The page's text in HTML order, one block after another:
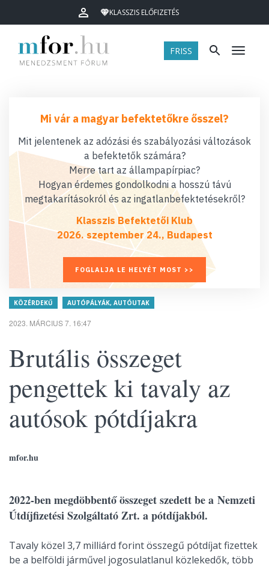
KLASSZIS ELŐFIZETÉS
FRISS Menü
Mi vár a magyar befektetőkre ősszel?
Mit jelentenek az adózási és szabályozási változások
a befektetők számára?
Merre tart az állampapírpiac?
Hogyan érdemes gondolkodni a hosszú távú
megtakarításokról és az ingatlanbefektetésekről?
Klasszis Befektetői Klub
2026. szeptember 24., Budapest
FOGLALJA LE HELYÉT MOST >>
KÖZÉRDEKŰ AUTÓPÁLYÁK, AUTÓUTAK
2023. MÁRCIUS 7. 16:47
Brutális összeget
pengettek ki tavaly az
autósok pótdíjakra
mfor.hu
2022-ben megdöbbentő összeget szedett be a Nemzeti
Útdíjfizetési Szolgáltató Zrt. a pótdíjakból.
Tavaly közel 3,7 milliárd forint összegű pótdíjat fizettek
be a belföldi járművel jogosulatlanul közlekedők, több